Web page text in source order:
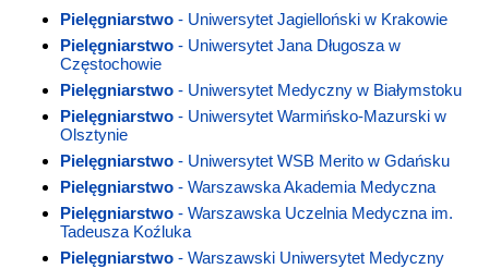
Pielęgniarstwo - Uniwersytet Jagielloński w Krakowie
Pielęgniarstwo - Uniwersytet Jana Długosza w
Częstochowie
Pielęgniarstwo - Uniwersytet Medyczny w Białymstoku
Pielęgniarstwo - Uniwersytet Warmińsko-Mazurski w
Olsztynie
Pielęgniarstwo - Uniwersytet WSB Merito w Gdańsku
Pielęgniarstwo - Warszawska Akademia Medyczna
Pielęgniarstwo - Warszawska Uczelnia Medyczna im.
Tadeusza Koźluka
Pielęgniarstwo - Warszawski Uniwersytet Medyczny